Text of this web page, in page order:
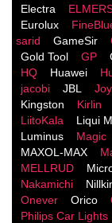
Electra
Eurolux
sarid
GameSir
Gold Tool
GP
HQ
Huawei
jacobi
JBL
Kingston
Kirlin
LiitoKala
Liqui
Luminus
Magic
MAXOL-MAX
MELLRUD
Nakamichi
Onever
Orico
Philips Car Lights